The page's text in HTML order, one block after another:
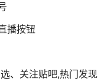
播按钮
、关注贴吧,热门发现